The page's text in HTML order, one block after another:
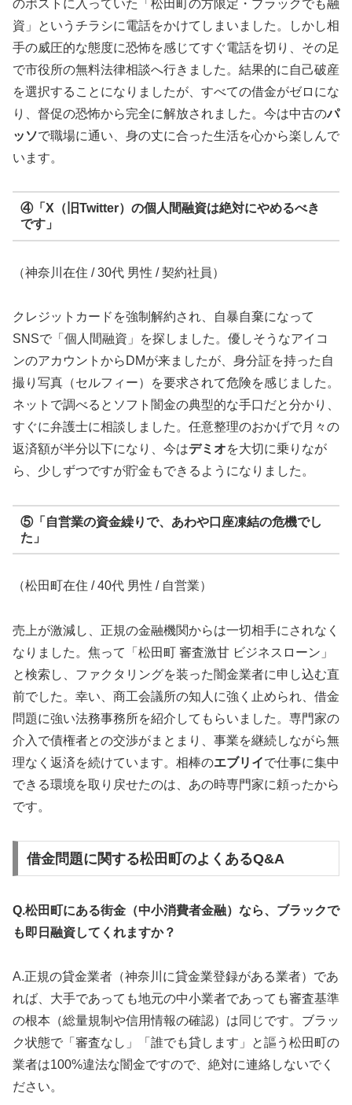
のポストに入っていた「松田町の方限定・ブラックでも融
資」というチラシに電話をかけてしまいました。しかし相
手の威圧的な態度に恐怖を感じてすぐ電話を切り、その足
で市役所の無料法律相談へ行きました。結果的に自己破産
を選択することになりましたが、すべての借金がゼロにな
り、督促の恐怖から完全に解放されました。今は中古のパ
ッソで職場に通い、身の丈に合った生活を心から楽しんで
います。
④「X（旧Twitter）の個人間融資は絶対にやめるべき
です」
（神奈川在住 / 30代 男性 / 契約社員）
クレジットカードを強制解約され、自暴自棄になって
SNSで「個人間融資」を探しました。優しそうなアイコ
ンのアカウントからDMが来ましたが、身分証を持った自
撮り写真（セルフィー）を要求されて危険を感じました。
ネットで調べるとソフト闇金の典型的な手口だと分かり、
すぐに弁護士に相談しました。任意整理のおかげで月々の
返済額が半分以下になり、今はデミオを大切に乗りなが
ら、少しずつですが貯金もできるようになりました。
⑤「自営業の資金繰りで、あわや口座凍結の危機でし
た」
（松田町在住 / 40代 男性 / 自営業）
売上が激減し、正規の金融機関からは一切相手にされなく
なりました。焦って「松田町 審査激甘 ビジネスローン」
と検索し、ファクタリングを装った闇金業者に申し込む直
前でした。幸い、商工会議所の知人に強く止められ、借金
問題に強い法務事務所を紹介してもらいました。専門家の
介入で債権者との交渉がまとまり、事業を継続しながら無
理なく返済を続けています。相棒のエブリイで仕事に集中
できる環境を取り戻せたのは、あの時専門家に頼ったから
です。
借金問題に関する松田町のよくあるQ&A
Q.松田町にある街金（中小消費者金融）なら、ブラックで
も即日融資してくれますか？
A.正規の貸金業者（神奈川に貸金業登録がある業者）であ
れば、大手であっても地元の中小業者であっても審査基準
の根本（総量規制や信用情報の確認）は同じです。ブラッ
ク状態で「審査なし」「誰でも貸します」と謳う松田町の
業者は100%違法な闇金ですので、絶対に連絡しないでく
ださい。